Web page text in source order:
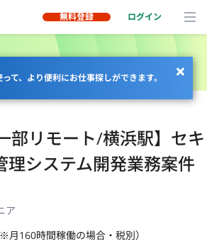
無料登録 ログイン
て、より便利にお仕事探しができます。
部リモート/横浜駅】セキ
理システム開発業務案件
ア
月160時間稼働の場合・税別）